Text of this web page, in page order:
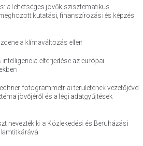
a lehetséges jövők szisztematikus
kutatási, finanszírozási és képzési
a klímaváltozás ellen
elterjedése az európai
fotogrammetriai területének vezetőjével
jövőjéről és a légi adatgyűjtések
nevezték ki a Közlekedési és Beruházási